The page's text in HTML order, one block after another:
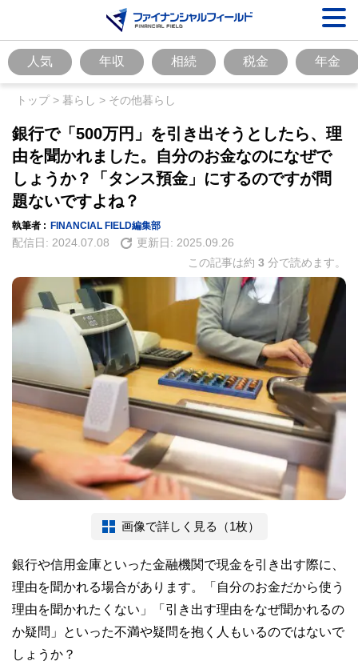
人気 年収 相続 税金 年金
トップ> 暮らし > その他暮らし
銀行で「500万円」を引き出そうとしたら、理
由を聞かれました。自分のお金なのになぜで
しょうか？「タンス預金」にするのですが問
題ないですよね？
執筆者 : FINANCIAL FIELD編集部
配信日: 2024.07.08 更新日: 2025.09.26
この記事は約 3 分で読めます。
画像で詳しく見る（1枚）
銀行や信用金庫といった金融機関で現金を引き出す際に、
理由を聞かれる場合があります。「自分のお金だから使う
理由を聞かれたくない」「引き出す理由をなぜ聞かれるの
か疑問」といった不満や疑問を抱く人もいるのではないで
しょうか？